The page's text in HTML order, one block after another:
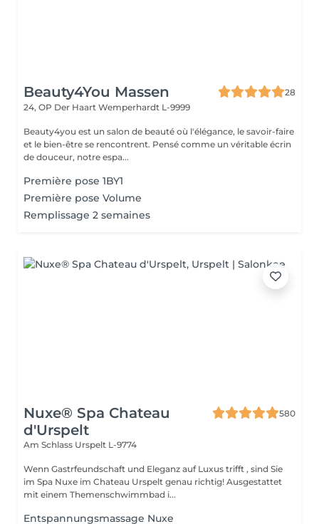
Beauty4You Massen
28
24, OP Der Haart Wemperhardt L-9999
Beauty4you est un salon de beauté où l'élégance, le savoir-faire
et le bien-être se rencontrent. Pensé comme un véritable écrin
de douceur, notre espa...
Première pose 1BY1
Première pose Volume
Remplissage 2 semaines
Nuxe® Spa Chateau
d'Urspelt
580
Am Schlass Urspelt L-9774
Wenn Gastrfeundschaft und Eleganz auf Luxus trifft , sind Sie
im Spa Nuxe im Chateau Urspelt genau richtig! Ausgestattet
mit einem Themenschwimmbad i...
Entspannungsmassage Nuxe